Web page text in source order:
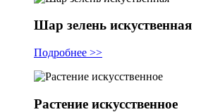
Шар зелень искуственная
Подробнее >>
Растение искусственное